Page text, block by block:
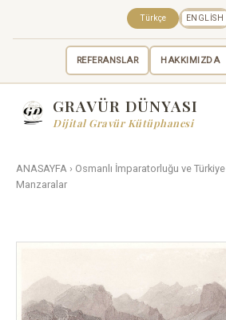
REFERANSLAR HAKKIMIZDA
Türkçe ENGLISH
GRAVÜR DÜNYASI
Dijital Gravür Kütüphanesi
ANASAYFA › Osmanlı İmparatorluğu ve Türkiye
Manzaralar